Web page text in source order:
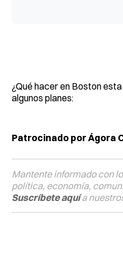
¿Qué hacer en Boston
algunos planes:
Patrocinado por Ágora
Mantente informado con
política, economía,
Suscríbete aquía